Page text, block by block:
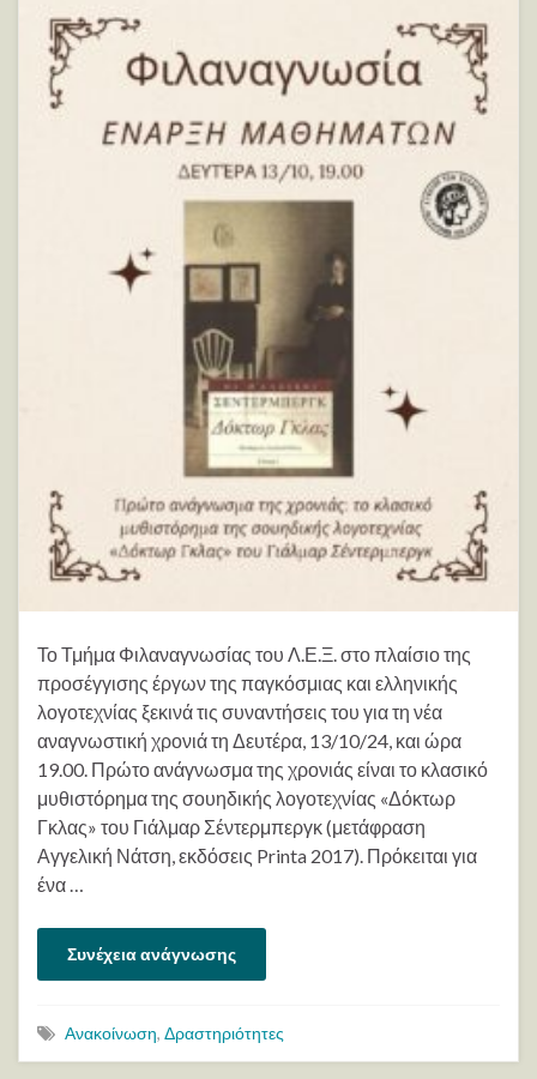
Το Τμήμα Φιλαναγνωσίας του Λ.Ε.Ξ. στο πλαίσιο της
προσέγγισης έργων της παγκόσμιας και ελληνικής
λογοτεχνίας ξεκινά τις συναντήσεις του για τη νέα
αναγνωστική χρονιά τη Δευτέρα, 13/10/24, και ώρα
19.00. Πρώτο ανάγνωσμα της χρονιάς είναι το κλασικό
μυθιστόρημα της σουηδικής λογοτεχνίας «Δόκτωρ
Γκλας» του Γιάλμαρ Σέντερμπεργκ (μετάφραση
Αγγελική Νάτση, εκδόσεις Printa 2017). Πρόκειται για
ένα …
Συνέχεια ανάγνωσης
Ανακοίνωση, Δραστηριότητες